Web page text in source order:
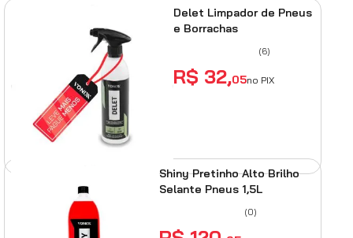
Delet Limpador de Pneus
e Borrachas
(6)
R$ 32,05no PIX
Shiny Pretinho Alto Brilho
Selante Pneus 1,5L
(0)